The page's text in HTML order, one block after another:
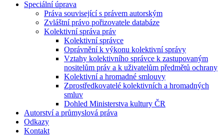
Speciální úprava
Práva související s právem autorským
Zvláštní právo pořizovatele databáze
Kolektivní správa práv
Kolektivní správce
Oprávnění k výkonu kolektivní správy
Vztahy kolektivního správce k zastupovaným
nositelům práv a k uživatelům předmětů ochrany
Kolektivní a hromadné smlouvy
Zprostředkovatelé kolektivních a hromadných
smluv
Dohled Ministerstva kultury ČR
Autorství a průmyslová práva
Odkazy
Kontakt